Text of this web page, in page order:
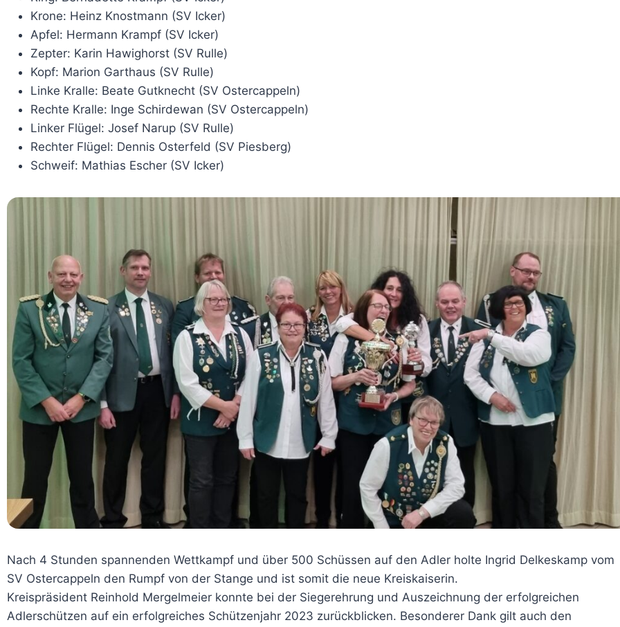
Krone: Heinz Knostmann (SV Icker)
Apfel: Hermann Krampf (SV Icker)
Zepter: Karin Hawighorst (SV Rulle)
Kopf: Marion Garthaus (SV Rulle)
Linke Kralle: Beate Gutknecht (SV Ostercappeln)
Rechte Kralle: Inge Schirdewan (SV Ostercappeln)
Linker Flügel: Josef Narup (SV Rulle)
Rechter Flügel: Dennis Osterfeld (SV Piesberg)
Schweif: Mathias Escher (SV Icker)
Nach 4 Stunden spannenden Wettkampf und über 500 Schüssen auf den Adler holte Ingrid Delkeskamp vom
SV Ostercappeln den Rumpf von der Stange und ist somit die neue Kreiskaiserin.
Kreispräsident Reinhold Mergelmeier konnte bei der Siegerehrung und Auszeichnung der erfolgreichen
Adlerschützen auf ein erfolgreiches Schützenjahr 2023 zurückblicken. Besonderer Dank gilt auch den